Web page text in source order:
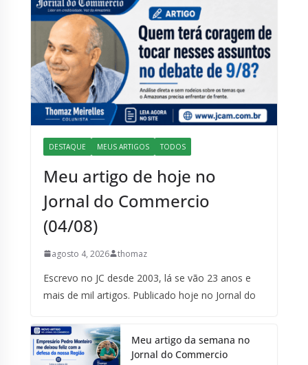
DESTAQUE MEUS ARTIGOS TODOS
Meu artigo de hoje no
Jornal do Commercio
(04/08)
agosto 4, 2026 thomaz
Escrevo no JC desde 2003, lá se vão 23 anos e
mais de mil artigos. Publicado hoje no Jornal do
Meu artigo da semana no
Jornal do Commercio